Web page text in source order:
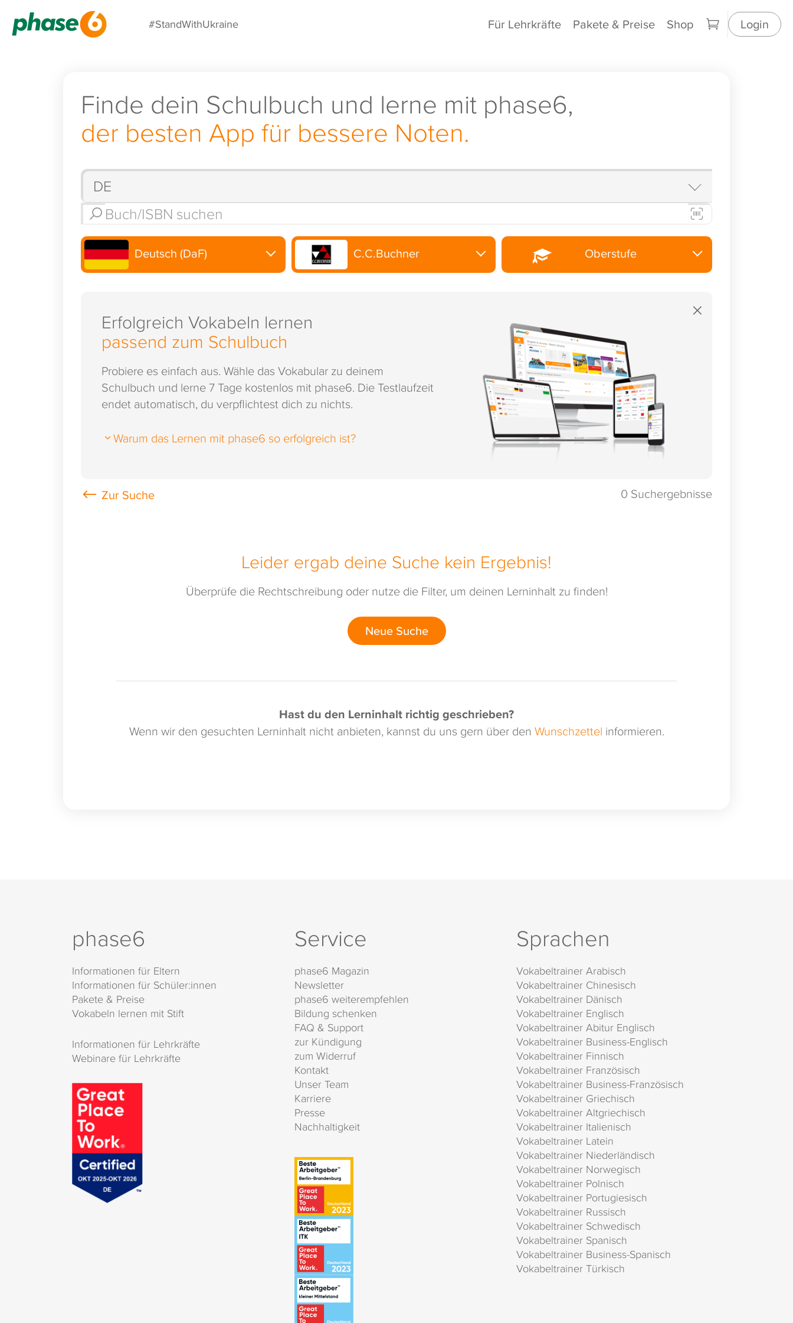
#StandWithUkraine Für Lehrkräfte Pakete & Preise Shop Login
Finde dein Schulbuch und lerne mit phase6,
der besten App für bessere Noten.
Deutsch (DaF) C.C.Buchner Oberstufe
×
Erfolgreich Vokabeln lernen
passend zum Schulbuch
Probiere es einfach aus. Wähle das Vokabular zu deinem
Schulbuch und lerne 7 Tage kostenlos mit phase6. Die Testlaufzeit
endet automatisch, du verpflichtest dich zu nichts.
Warum das Lernen mit phase6 so erfolgreich ist?
0 Suchergebnisse
Leider ergab deine Suche kein Ergebnis!
Überprüfe die Rechtschreibung oder nutze die Filter, um deinen Lerninhalt zu finden!
Neue Suche
Hast du den Lerninhalt richtig geschrieben?
Wenn wir den gesuchten Lerninhalt nicht anbieten, kannst du uns gern über den Wunschzettel informieren.
phase6
Informationen für Eltern
Informationen für Schüler:innen
Pakete & Preise
Vokabeln lernen mit Stift
Informationen für Lehrkräfte
Webinare für Lehrkräfte
Service
phase6 Magazin
Newsletter
phase6 weiterempfehlen
Bildung schenken
FAQ & Support
zur Kündigung
zum Widerruf
Kontakt
Unser Team
Karriere
Presse
Nachhaltigkeit
Sprachen
Vokabeltrainer Arabisch
Vokabeltrainer Chinesisch
Vokabeltrainer Dänisch
Vokabeltrainer Englisch
Vokabeltrainer Abitur Englisch
Vokabeltrainer Business-Englisch
Vokabeltrainer Finnisch
Vokabeltrainer Französisch
Vokabeltrainer Business-Französisch
Vokabeltrainer Griechisch
Vokabeltrainer Altgriechisch
Vokabeltrainer Italienisch
Vokabeltrainer Latein
Vokabeltrainer Niederländisch
Vokabeltrainer Norwegisch
Vokabeltrainer Polnisch
Vokabeltrainer Portugiesisch
Vokabeltrainer Russisch
Vokabeltrainer Schwedisch
Vokabeltrainer Spanisch
Vokabeltrainer Business-Spanisch
Vokabeltrainer Türkisch